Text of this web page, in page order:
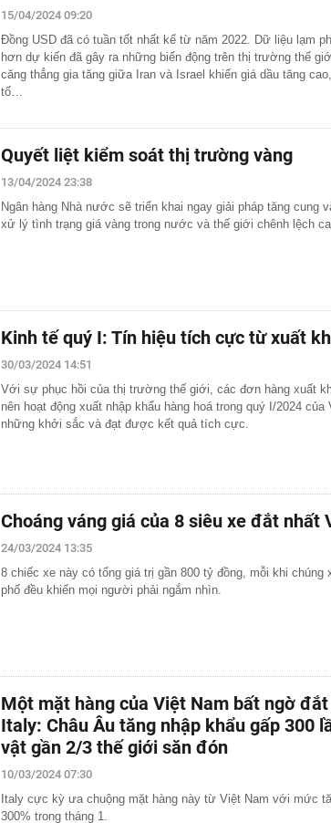
15/04/2024 09:20
Đồng USD đã có tuần tốt nhất kể từ năm 2022. Dữ liệu lạm
hơn dự kiến đã gây ra những biến động trên thị trường thế
căng thẳng gia tăng giữa Iran và Israel khiến giá dầu tăng
tố…
Quyết liệt kiểm soát thị trường vàng
13/04/2024 23:38
Ngân hàng Nhà nước sẽ triển khai ngay giải pháp tăng cung
xử lý tình trạng giá vàng trong nước và thế giới chênh lệch
Kinh tế quý I: Tín hiệu tích cực từ xuất
30/03/2024 14:51
Với sự phục hồi của thị trường thế giới, các đơn hàng xuất
nên hoạt động xuất nhập khẩu hàng hoá trong quý I/2024 của
những khởi sắc và đạt được kết quả tích cực.
Choáng váng giá của 8 siêu xe đắt nhất
24/03/2024 13:35
8 chiếc xe này có tổng giá trị gần 800 tỷ đồng, mỗi khi chúng
phố đều khiến mọi người phải ngắm nhìn.
Một mặt hàng của Việt Nam bất ngờ
Italy: Châu Âu tăng nhập khẩu gấp 300
vật gần 2/3 thế giới săn đón
10/03/2024 07:30
Italy cực kỳ ưa chuộng mặt hàng này từ Việt Nam với mức
300% trong tháng 1.